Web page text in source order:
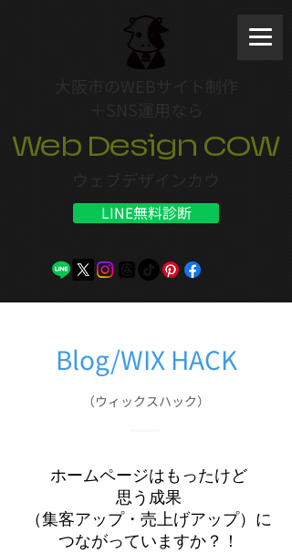
Web Design COW
LINE無料診断
Blog/WIX HACK
（ウィックスハック）
ホームページはもったけど
思う成果
（集客アップ・売上げアップ）に
つながっていますか？！